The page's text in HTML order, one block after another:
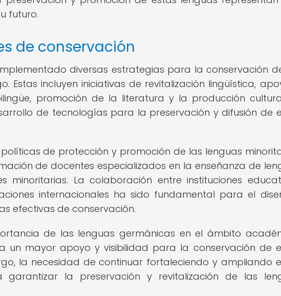
futuro.
de conservación
diversas estrategias para la conservación
Estas incluyen iniciativas de revitalización lingüística,
promoción de la literatura y la producción
de tecnologías para la preservación y difusión de
de protección y promoción de las lenguas
de docentes especializados en la enseñanza de
minoritarias. La colaboración entre instituciones
internacionales ha sido fundamental para el
efectivas de conservación.
de las lenguas germánicas en el ámbito
un mayor apoyo y visibilidad para la conservación de
la necesidad de continuar fortaleciendo y ampliando
garantizar la preservación y revitalización de las